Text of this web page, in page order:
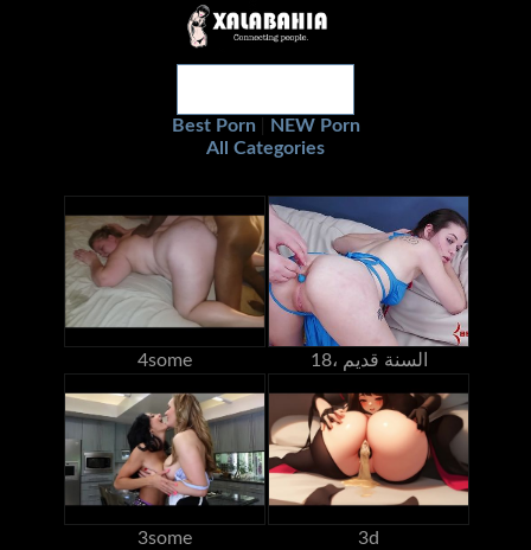
Best Porn
NEW Porn
All Categories
4some 18، السنة قديم
3some 3d